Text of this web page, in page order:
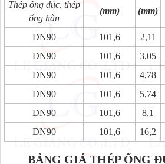
Thép ống đúc, thép
ống hàn
(mm) (mm)
DN90 101,6 2,11
DN90
101,6 3,05
DN90
101,6 4,78
DN90
101,6 5,74
DN90
101,6 8,1
DN90
101,6 16,2
BẢNG GIÁ THÉP ỐNG